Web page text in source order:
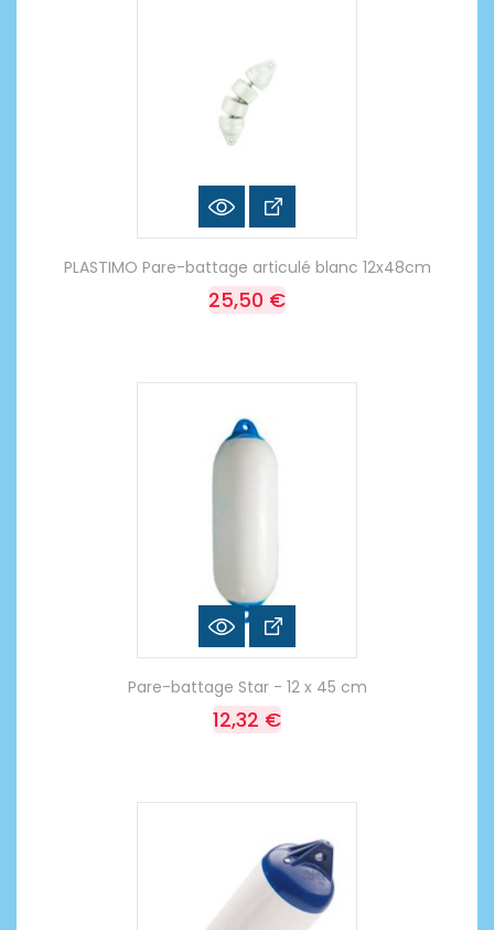
PLASTIMO Pare-battage articulé blanc 12x48cm
25,50 €
Pare-battage Star - 12 x 45 cm
12,32 €